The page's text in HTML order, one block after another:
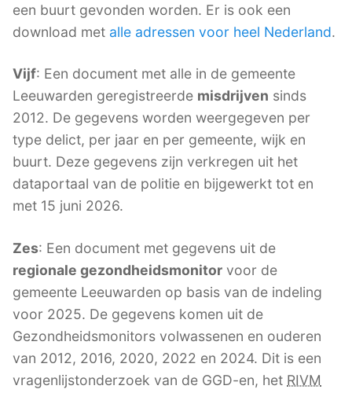
een buurt gevonden worden. Er is ook een
download met alle adressen voor heel Nederland.
Vijf: Een document met alle in de gemeente
Leeuwarden geregistreerde misdrijven sinds
2012. De gegevens worden weergegeven per
type delict, per jaar en per gemeente, wijk en
buurt. Deze gegevens zijn verkregen uit het
dataportaal van de politie en bijgewerkt tot en
met 15 juni 2026.
Zes: Een document met gegevens uit de
regionale gezondheidsmonitor voor de
gemeente Leeuwarden op basis van de indeling
voor 2025. De gegevens komen uit de
Gezondheidsmonitors volwassenen en ouderen
van 2012, 2016, 2020, 2022 en 2024. Dit is een
vragenlijstonderzoek van de GGD-en, het RIVM